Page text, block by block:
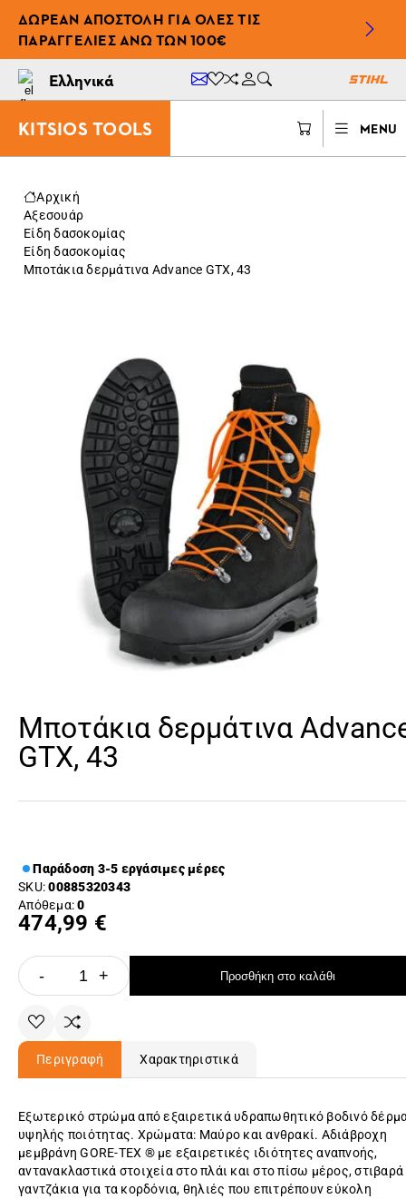
ΔΩΡΕΆΝ ΑΠΟΣΤΟΛΉ ΓΙΑ ΌΛΕΣ ΤΙΣ
ΠΑΡΑΓΓΕΛΊΕΣ ΆΝΩ ΤΩΝ 100€
Ελληνικά
KITSIOS TOOLS MENU
Αρχική
Αξεσουάρ
Είδη δασοκομίας
Είδη δασοκομίας
Μποτάκια δερμάτινα Advance GTX, 43
Μποτάκια δερμάτινα
GTX, 43
Παράδοση 3-5 εργάσιμες μέρες
SKU:00885320343
Απόθεμα:0
474,99 €
- + Προσθήκη στο καλάθι
Περιγραφή Χαρακτηριστικά
Εξωτερικό στρώμα από εξαιρετικά υδραπωθητικό βοδινό
υψηλής ποιότητας. Χρώματα: Μαύρο και ανθρακί. Αδιάβροχη
μεμβράνη GORE-TEX ® με εξαιρετικές ιδιότητες αναπνοής,
αντανακλαστικά στοιχεία στο πλάι και στο πίσω μέρος, στιβαρά
γαντζάκια για τα κορδόνια, θηλιές που επιτρέπουν εύκολη